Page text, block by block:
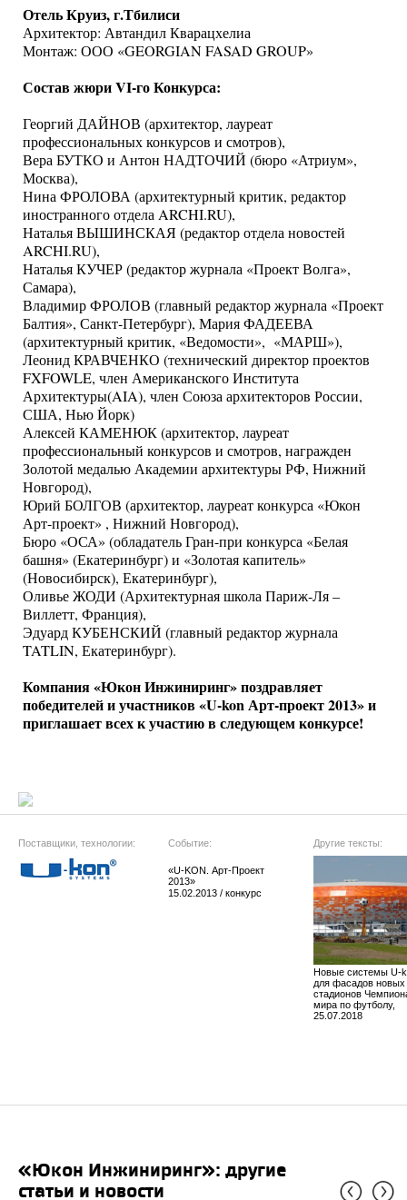
Отель Круиз, г.Тбилиси
Архитектор: Автандил Кварацхелиа
Монтаж: ООО «GEORGIAN FASAD GROUP»
Состав жюри VI-го Конкурса:
Георгий ДАЙНОВ (архитектор, лауреат
профессиональных конкурсов и смотров),
Вера БУТКО и Антон НАДТОЧИЙ (бюро «Атриум»,
Москва),
Нина ФРОЛОВА (архитектурный критик, редактор
иностранного отдела ARCHI.RU),
Наталья ВЫШИНСКАЯ (редактор отдела новостей
ARCHI.RU),
Наталья КУЧЕР (редактор журнала «Проект Волга»,
Самара),
Владимир ФРОЛОВ (главный редактор журнала «Проект
Балтия», Санкт-Петербург), Мария ФАДЕЕВА
(архитектурный критик, «Ведомости», «МАРШ»),
Леонид КРАВЧЕНКО (технический директор проектов
FXFOWLE, член Американского Института
Архитектуры(AIA), член Союза архитекторов России,
США, Нью Йорк)
Алексей КАМЕНЮК (архитектор, лауреат
профессиональный конкурсов и смотров, награжден
Золотой медалью Академии архитектуры РФ, Нижний
Новгород),
Юрий БОЛГОВ (архитектор, лауреат конкурса «Юкон
Арт-проект» , Нижний Новгород),
Бюро «ОСА» (обладатель Гран-при конкурса «Белая
башня» (Екатеринбург) и «Золотая капитель»
(Новосибирск), Екатеринбург),
Оливье ЖОДИ (Архитектурная школа Париж-Ля –
Виллетт, Франция),
Эдуард КУБЕНСКИЙ (главный редактор журнала
TATLIN, Екатеринбург).
Компания «Юкон Инжиниринг» поздравляет
победителей и участников «U-kon Арт-проект 2013» и
приглашает всех к участию в следующем конкурсе!
Поставщики, технологии: Событие:
«U-KON. Арт-Проект
2013»
15.02.2013 / конкурс
Другие тексты:
Новые системы U-
для фасадов новых
стадионов
мира по футболу,
25.07.2018
«Юкон Инжиниринг»: другие
статьи и новости